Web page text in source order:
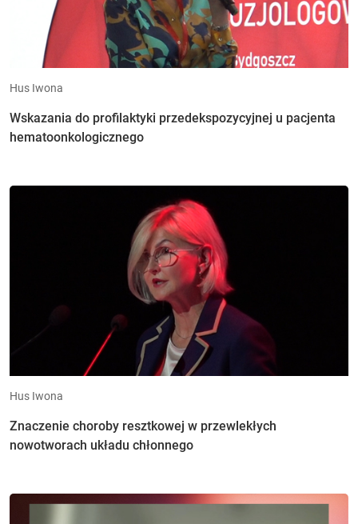
Hus Iwona
Wskazania do profilaktyki przedekspozycyjnej u pacjenta
hematoonkologicznego
Hus Iwona
Znaczenie choroby resztkowej w przewlekłych
nowotworach układu chłonnego